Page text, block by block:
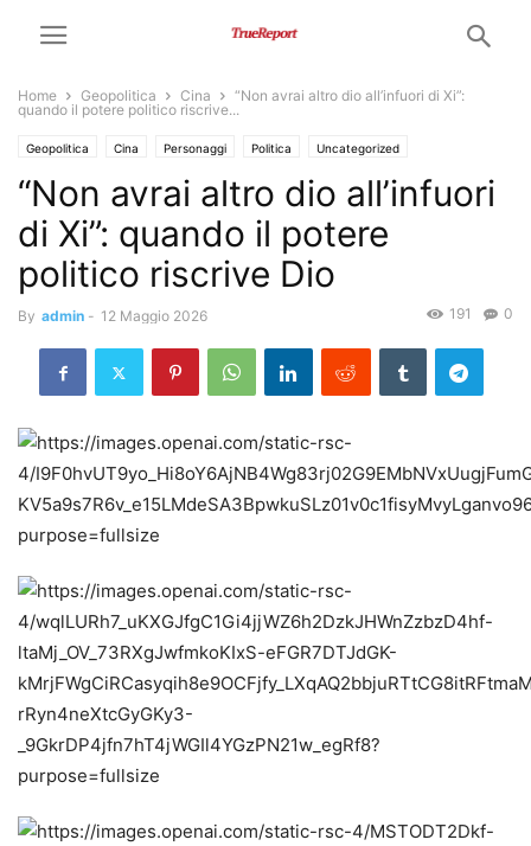
Home Geopolitica Cina
“Non avrai altro dio all’infuori di Xi”:
quando il potere politico riscrive...
Geopolitica Cina Personaggi Politica Uncategorized
“Non avrai altro dio all’infuori
di Xi”: quando il potere
politico riscrive Dio
By admin - 12 Maggio 2026 0
191